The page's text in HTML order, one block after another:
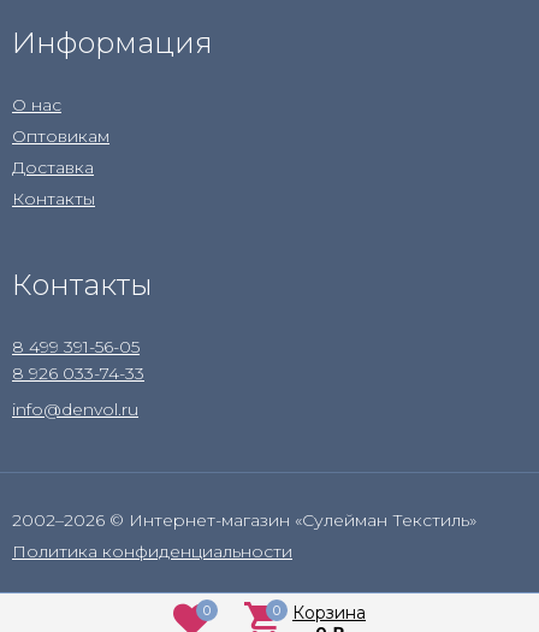
Информация
О нас
Оптовикам
Доставка
Контакты
Контакты
8 499 391-56-05
8 926 033-74-33
info@denvol.ru
2002–2026 © Интернет-магазин «Сулейман Текстиль»
Политика конфиденциальности
0 0 Корзина